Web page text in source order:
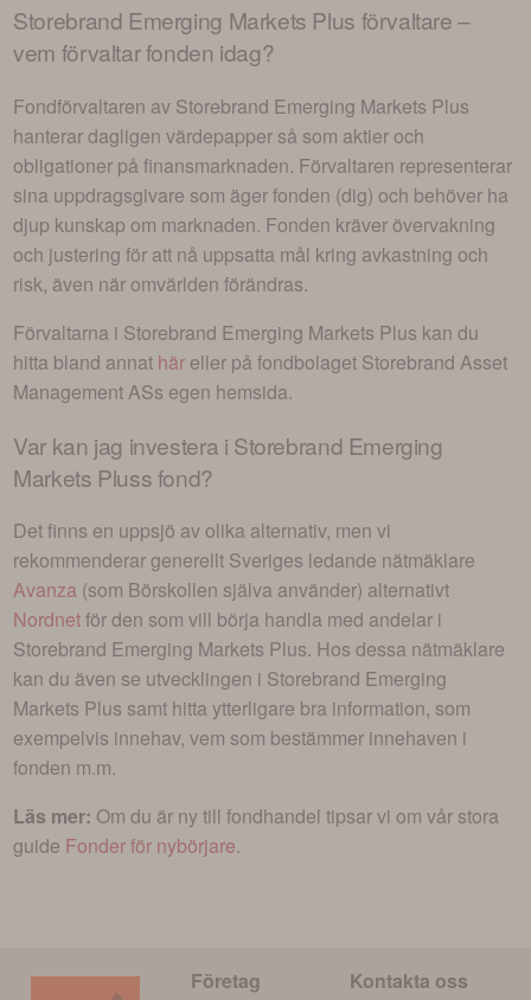
Storebrand Emerging Markets Plus förvaltare –
vem förvaltar fonden idag?
Fondförvaltaren av Storebrand Emerging Markets Plus
hanterar dagligen värdepapper så som aktier och
obligationer på finansmarknaden. Förvaltaren representerar
sina uppdragsgivare som äger fonden (dig) och behöver ha
djup kunskap om marknaden. Fonden kräver övervakning
och justering för att nå uppsatta mål kring avkastning och
risk, även när omvärlden förändras.
Förvaltarna i Storebrand Emerging Markets Plus kan du
hitta bland annat här eller på fondbolaget Storebrand Asset
Management ASs egen hemsida.
Var kan jag investera i Storebrand Emerging
Markets Pluss fond?
Det finns en uppsjö av olika alternativ, men vi
rekommenderar generellt Sveriges ledande nätmäklare
Avanza (som Börskollen själva använder) alternativt
Nordnetför den som vill börja handla med andelar i
Storebrand Emerging Markets Plus. Hos dessa nätmäklare
kan du även se utvecklingen i Storebrand Emerging
Markets Plus samt hitta ytterligare bra information, som
exempelvis innehav, vem som bestämmer innehaven i
fonden m.m.
Läs mer: Om du är ny till fondhandel tipsar vi om vår stora
guide Fonder för nybörjare.
Företag Kontakta oss